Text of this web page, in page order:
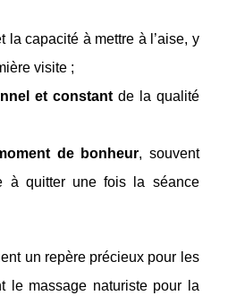
la capacité à mettre à l’aise, y
visite ;
et constantde la qualité
de bonheur, souvent
à quitter une fois la séance
un repère précieux pour les
le massage naturiste pour la